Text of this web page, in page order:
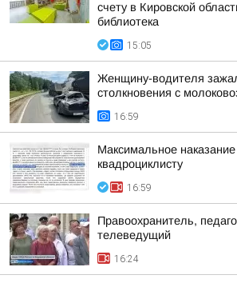
счету в Кировской
библиотека
15:05
Женщину-водителя
столкновения с
16:59
Максимальное
квадроциклисту
16:59
Правоохранитель,
телеведущий
16:24